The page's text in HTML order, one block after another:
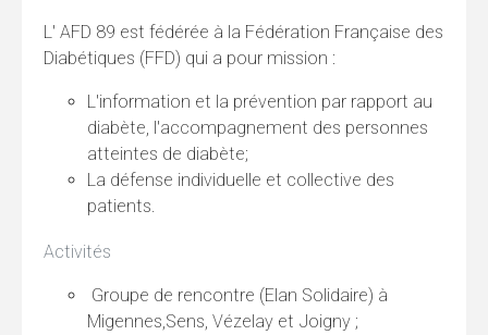
L' AFD 89 est fédérée à la Fédération Française des
Diabétiques (FFD) qui a pour mission :
L'information et la prévention par rapport au
diabète, l'accompagnement des personnes
atteintes de diabète;
La défense individuelle et collective des
patients.
Activités
Groupe de rencontre (Elan Solidaire) à
Migennes,Sens, Vézelay et Joigny ;